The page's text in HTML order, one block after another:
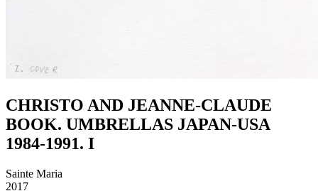
CHRISTO AND JEANNE-CLAUDE
BOOK. UMBRELLAS JAPAN-USA
1984-1991. I
Sainte Maria
2017